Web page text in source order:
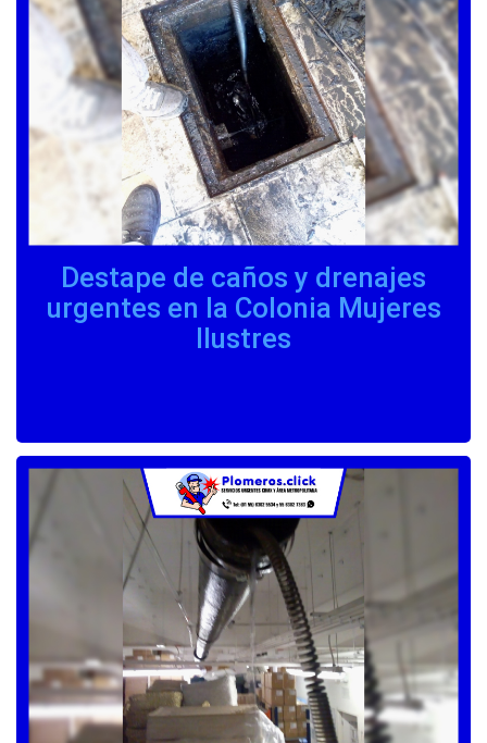
Destape de caños y drenajes
urgentes en la Colonia Mujeres
Ilustres